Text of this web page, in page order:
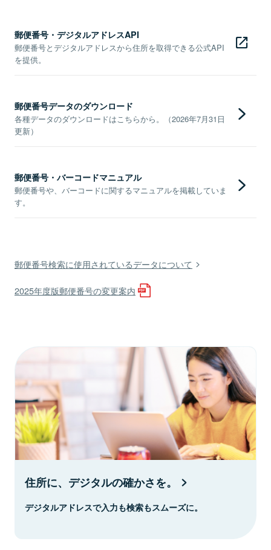
郵便番号・デジタルアドレスAPI
郵便番号とデジタルアドレスから住所を取得できる公式API
を提供。
郵便番号データのダウンロード
各種データのダウンロードはこちらから。（2026年7月31日
更新）
郵便番号・バーコードマニュアル
郵便番号や、バーコードに関するマニュアルを掲載していま
す。
郵便番号検索に使用されているデータについて
2025年度版郵便番号の変更案内
住所に、デジタルの確かさを。
デジタルアドレスで入力も検索もスムーズに。